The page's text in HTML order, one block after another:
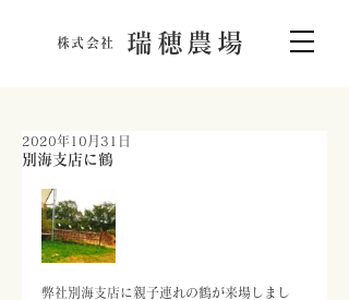
株式会社 瑞穂農場
別海支店に鶴
2020年10月31日
弊社別海支店に親子連れの鶴が来場しまし